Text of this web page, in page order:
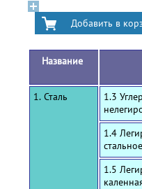
Название
1. Сталь
1.3
1.4
1.5